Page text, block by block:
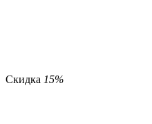
Скидка 15%